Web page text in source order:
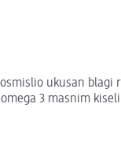
ukusan
3 masnim